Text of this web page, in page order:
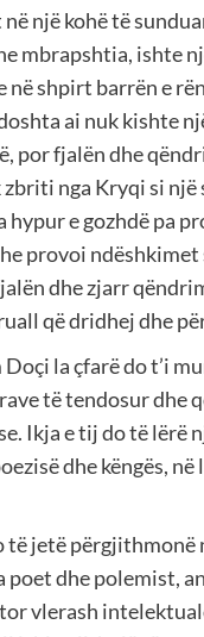
një kohë të
mbrapshtia, ishte
në shpirt barrën e
ai nuk kishte
por fjalën dhe
nga Kryqi si një
hypur e gozhdë pa
provoi ndëshkimet
dhe zjarr
që dridhej dhe
la çfarë do t’i
të tendosur dhe
Ikja e tij do të lërë
dhe këngës,
të jetë përgjithmonë
poet dhe polemist,
vlerash